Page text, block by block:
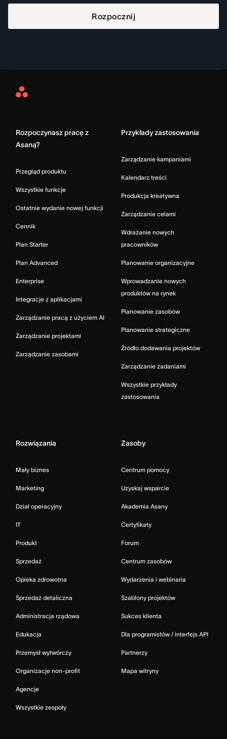
Rozpocznij
Asana
Rozpoczynasz pracę z
Asaną?
Przegląd produktu
Wszystkie funkcje
Ostatnie wydanie nowej funkcji
Cennik
Plan Starter
Plan Advanced
Enterprise
Integracje z aplikacjami
Zarządzanie pracą z użyciem AI
Zarządzanie projektami
Zarządzanie zasobami
Przykłady zastosowania
Zarządzanie kampaniami
Kalendarz treści
Produkcja kreatywna
Zarządzanie celami
Wdrażanie nowych
pracowników
Planowanie organizacyjne
Wprowadzanie nowych
produktów na rynek
Planowanie zasobów
Planowanie strategiczne
Źródło dodawania projektów
Zarządzanie zadaniami
Wszystkie przykłady
zastosowania
Rozwiązania
Mały biznes
Marketing
Dział operacyjny
IT
Produkt
Sprzedaż
Opieka zdrowotna
Sprzedaż detaliczna
Administracja rządowa
Edukacja
Przemysł wytwórczy
Organizacje non-profit
Agencje
Wszystkie zespoły
Zasoby
Centrum pomocy
Uzyskaj wsparcie
Akademia Asany
Certyfikaty
Forum
Centrum zasobów
Wydarzenia i webinaria
Szablony projektów
Sukces klienta
Dla programistów / interfejs API
Partnerzy
Mapa witryny